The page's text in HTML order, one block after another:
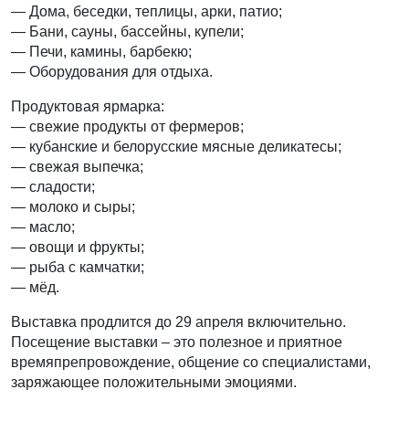
— Дома, беседки, теплицы, арки, патио;
— Бани, сауны, бассейны, купели;
— Печи, камины, барбекю;
— Оборудования для отдыха.
Продуктовая ярмарка:
— свежие продукты от фермеров;
— кубанские и белорусские мясные деликатесы;
— свежая выпечка;
— сладости;
— молоко и сыры;
— масло;
— овощи и фрукты;
— рыба с камчатки;
— мёд.
Выставка продлится до 29 апреля включительно.
Посещение выставки – это полезное и приятное
времяпрепровождение, общение со специалистами,
заряжающее положительными эмоциями.